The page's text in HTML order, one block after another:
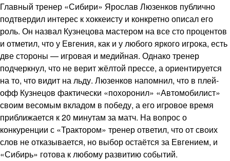
Главный тренер «Сибири» Ярослав Люзенков публично
подтвердил интерес к хоккеисту и конкретно описал его
роль. Он назвал Кузнецова мастером на все сто процентов
и отметил, что у Евгения, как и у любого яркого игрока, есть
две стороны — игровая и медийная. Однако тренер
подчеркнул, что не верит жёлтой прессе, а ориентируется
на то, что видит на льду. Люзенков напомнил, что в плей-
офф Кузнецов фактически «похоронил» «Автомобилист»
своим весомым вкладом в победу, а его игровое время
приближается к 20 минутам за матч. На вопрос о
конкуренции с «Трактором» тренер ответил, что от своих
слов не отказывается, но выбор остаётся за Евгением, и
«Сибирь» готова к любому развитию событий.